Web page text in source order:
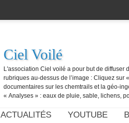
Ciel Voilé
L'association Ciel voilé a pour but de diffuser
rubriques au-dessus de l’image : Cliquez sur
documentaires sur les chemtrails et la géo-
« Analyses » : eaux de pluie, sable, lichens,
ACTUALITÉS YOUTUBE